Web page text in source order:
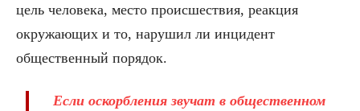
цель человека, место происшествия, реакция
окружающих и то, нарушил ли инцидент
общественный порядок.
Если оскорбления звучат в общественном